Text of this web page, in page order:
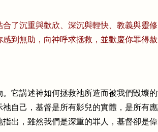
了沉重與歡欣、深沉與輕快、教義與靈
到無助，向神呼求拯救，並歡慶你罪得赦
它講述神如何拯救祂所造而被我們毀壞
自己，基督是所有影兒的實體，是所有
出，雖然我們是深重的罪人，基督卻是